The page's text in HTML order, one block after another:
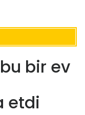
bu bir ev
etdi